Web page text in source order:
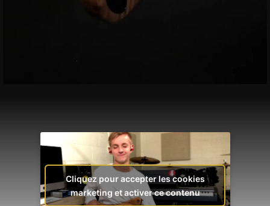
Cliquez pour accepter les cookies
marketing et activer ce contenu